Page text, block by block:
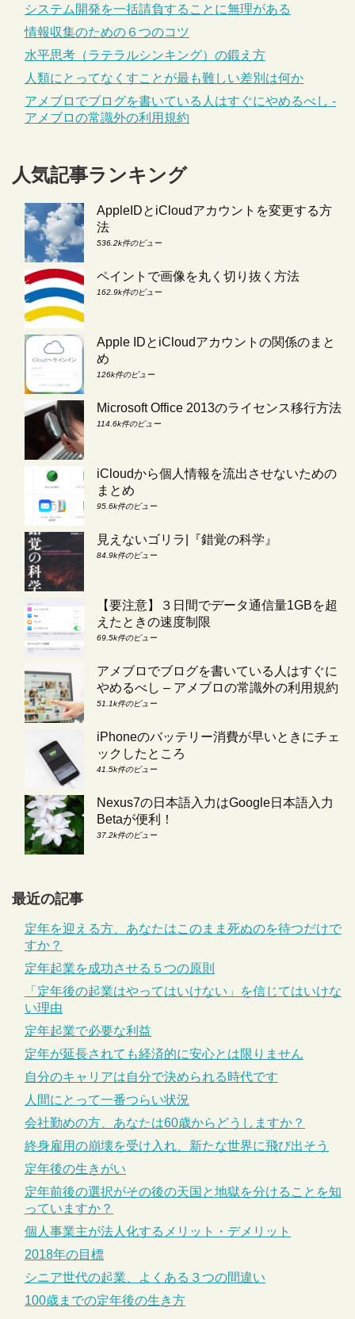
システム開発を一括請負することに無理がある
情報収集のための６つのコツ
水平思考（ラテラルシンキング）の鍛え方
人類にとってなくすことが最も難しい差別は何か
アメブロでブログを書いている人はすぐにやめるべし -
アメブロの常識外の利用規約
人気記事ランキング
AppleIDとiCloudアカウントを変更する方
法
536.2k件のビュー
ペイントで画像を丸く切り抜く方法
162.9k件のビュー
Apple IDとiCloudアカウントの関係のまと
め
126k件のビュー
Microsoft Office 2013のライセンス移行方法
114.6k件のビュー
iCloudから個人情報を流出させないための
まとめ
95.6k件のビュー
見えないゴリラ|『錯覚の科学』
84.9k件のビュー
【要注意】３日間でデータ通信量1GBを超
えたときの速度制限
69.5k件のビュー
アメブロでブログを書いている人はすぐに
やめるべし – アメブロの常識外の利用規約
51.1k件のビュー
iPhoneのバッテリー消費が早いときにチェ
ックしたところ
41.5k件のビュー
Nexus7の日本語入力はGoogle日本語入力
Betaが便利！
37.2k件のビュー
最近の記事
定年を迎える方、あなたはこのまま死ぬのを待つだけで
すか？
定年起業を成功させる５つの原則
「定年後の起業はやってはいけない」を信じてはいけな
い理由
定年起業で必要な利益
定年が延長されても経済的に安心とは限りません
自分のキャリアは自分で決められる時代です
人間にとって一番つらい状況
会社勤めの方、あなたは60歳からどうしますか？
終身雇用の崩壊を受け入れ、新たな世界に飛び出そう
定年後の生きがい
定年前後の選択がその後の天国と地獄を分けることを知
っていますか？
個人事業主が法人化するメリット・デメリット
2018年の目標
シニア世代の起業、よくある３つの間違い
100歳までの定年後の生き方